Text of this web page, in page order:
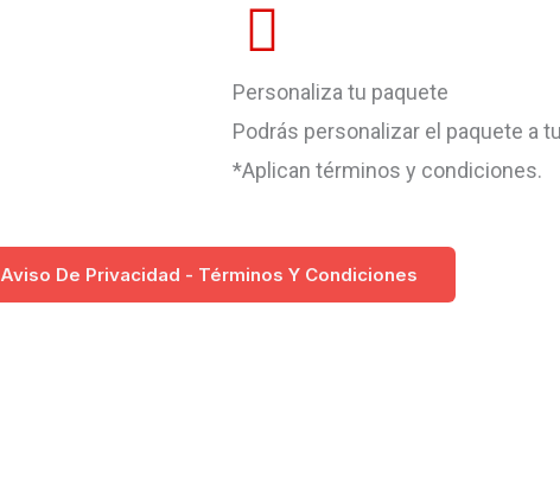
Personaliza tu paquete
Podrás personalizar el paquete a
*Aplican términos y condiciones.
Aviso De Privacidad - Términos Y Condiciones